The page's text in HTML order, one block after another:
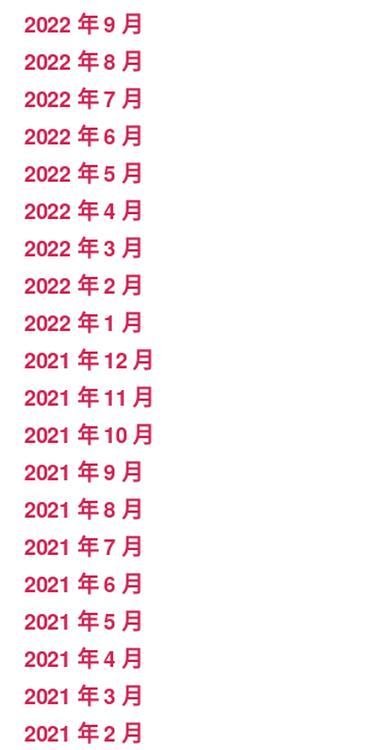
2022 年 9 月
2022 年 8 月
2022 年 7 月
2022 年 6 月
2022 年 5 月
2022 年 4 月
2022 年 3 月
2022 年 2 月
2022 年 1 月
2021 年 12 月
2021 年 11 月
2021 年 10 月
2021 年 9 月
2021 年 8 月
2021 年 7 月
2021 年 6 月
2021 年 5 月
2021 年 4 月
2021 年 3 月
2021 年 2 月